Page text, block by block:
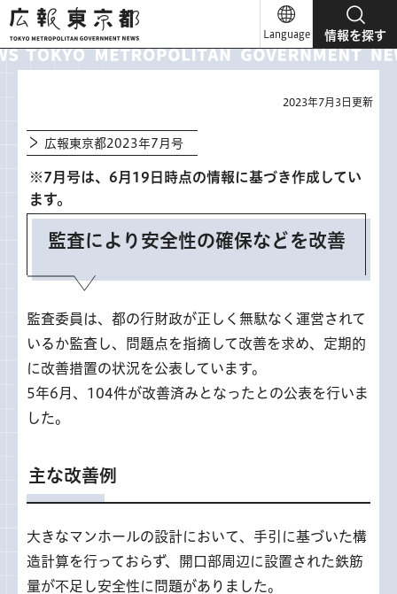
広報東京都
Language 情報を探す
2023年7月3日更新
広報東京都2023年7月号
※7月号は、6月19日時点の情報に基づき作成してい
ます。
監査により安全性の確保などを改善
監査委員は、都の行財政が正しく無駄なく運営されて
いるか監査し、問題点を指摘して改善を求め、定期的
に改善措置の状況を公表しています。
5年6月、104件が改善済みとなったとの公表を行いま
した。
主な改善例
大きなマンホールの設計において、手引に基づいた構
造計算を行っておらず、開口部周辺に設置された鉄筋
量が不足し安全性に問題がありました。